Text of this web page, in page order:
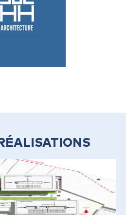
DU
GROUPE
LA BAUME ET
POLYVALENTE